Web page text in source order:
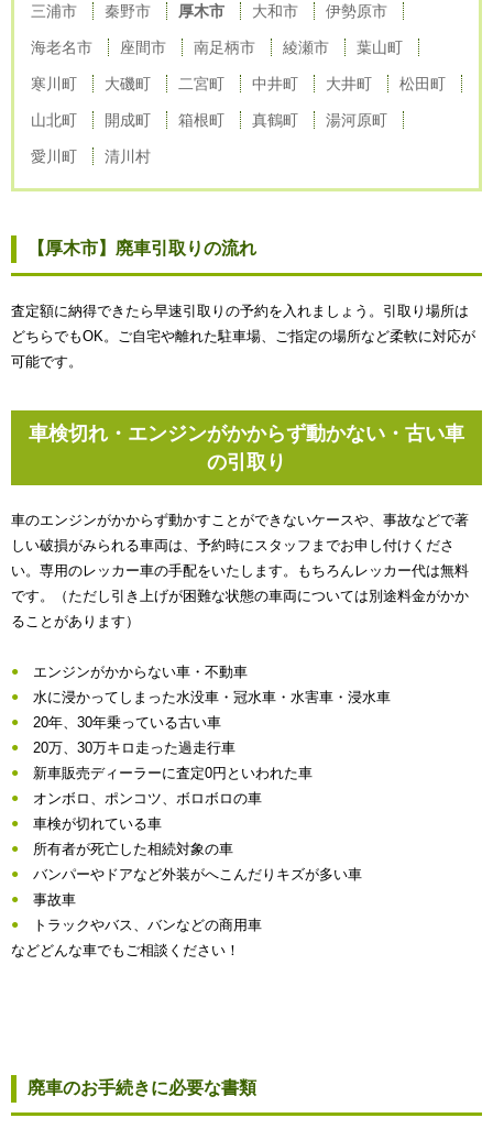
三浦市 秦野市 厚木市 大和市 伊勢原市
海老名市 座間市 南足柄市 綾瀬市 葉山町
寒川町 大磯町 二宮町 中井町 大井町 松田町
山北町 開成町 箱根町 真鶴町 湯河原町
愛川町 清川村
【厚木市】廃車引取りの流れ
査定額に納得できたら早速引取りの予約を入れましょう。引取り場所は
どちらでもOK。ご自宅や離れた駐車場、ご指定の場所など柔軟に対応が
可能です。
車検切れ・エンジンがかからず動かない・古い車
の引取り
車のエンジンがかからず動かすことができないケースや、事故などで著
しい破損がみられる車両は、予約時にスタッフまでお申し付けくださ
い。専用のレッカー車の手配をいたします。もちろんレッカー代は無料
です。（ただし引き上げが困難な状態の車両については別途料金がかか
ることがあります）
エンジンがかからない車・不動車
水に浸かってしまった水没車・冠水車・水害車・浸水車
20年、30年乗っている古い車
20万、30万キロ走った過走行車
新車販売ディーラーに査定0円といわれた車
オンボロ、ポンコツ、ボロボロの車
車検が切れている車
所有者が死亡した相続対象の車
バンパーやドアなど外装がへこんだりキズが多い車
事故車
トラックやバス、バンなどの商用車
などどんな車でもご相談ください！
廃車のお手続きに必要な書類